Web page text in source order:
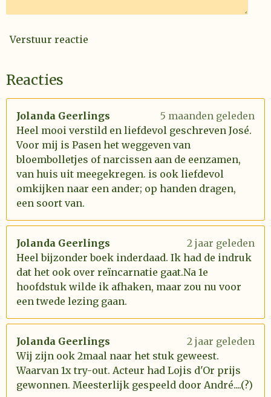
Verstuur reactie
Reacties
Jolanda Geerlings
5 maanden geleden
Heel mooi verstild en liefdevol geschreven José.
Voor mij is Pasen het weggeven van
bloembolletjes of narcissen aan de eenzamen,
van huis uit meegekregen. is ook liefdevol
omkijken naar een ander; op handen dragen,
een soort van.
Jolanda Geerlings
2 jaar geleden
Heel bijzonder boek inderdaad. Ik had de indruk
dat het ook over reïncarnatie gaat.Na 1e
hoofdstuk wilde ik afhaken, maar zou nu voor
een twede lezing gaan.
Jolanda Geerlings
2 jaar geleden
Wij zijn ook 2maal naar het stuk geweest.
Waarvan 1x try-out. Acteur had Lojis d'Or prijs
gewonnen. Meesterlijk gespeeld door André....(?)